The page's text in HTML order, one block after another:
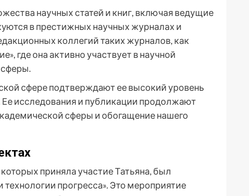
научных статей и книг, включая ведущие
в престижных научных журналах и
коллегий таких журналов, как
где она активно участвует в научной
сфере подтверждают ее высокий уровень
исследования и публикации продолжают
сферы и обогащение нашего
приняла участие Татьяна, был
прогресса». Это мероприятие